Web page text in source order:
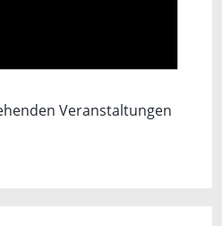
Veranstaltungen